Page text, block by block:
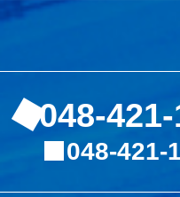
048-
048-421-